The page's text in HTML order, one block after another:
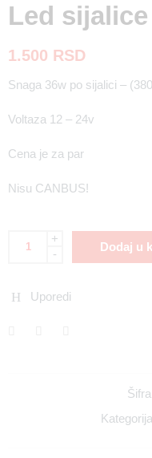
Led
1.500 RSD
Snaga 36w po sijalici –
Voltaza 12 – 24v
Cena je za par
Nisu CANBUS!
+
-
Dodaj u
Uporedi